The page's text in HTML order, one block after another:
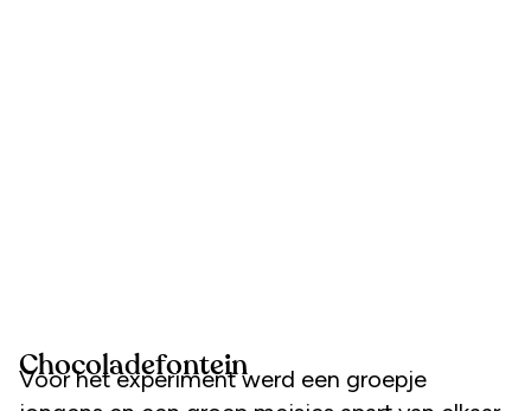
Chocoladefontein
Voor het experiment werd een groepje